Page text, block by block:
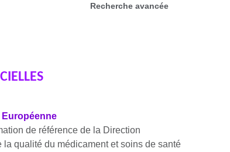
Recherche avancée
Européenne
de référence de la Direction
la qualité du médicament et soins de santé